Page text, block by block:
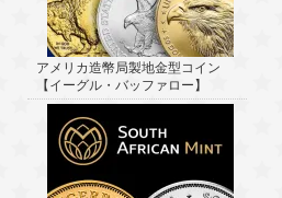
アメリカ造幣局製地金型コイン
【イーグル・バッファロー】